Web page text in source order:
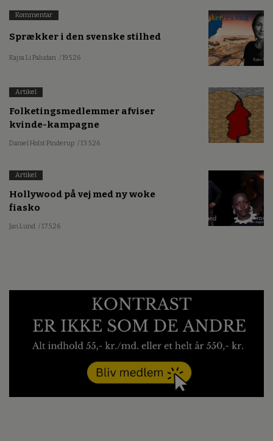
Kommentar
Sprækker i den svenske stilhed
Kajsa Li Paludan / 19.5.26
Artikel
Folketingsmedlemmer afviser
kvinde-kampagne
Daniel Holst Pinderup / 13.5.26
Artikel
Hollywood på vej med ny woke
fiasko
Jan Lund / 17.5.26